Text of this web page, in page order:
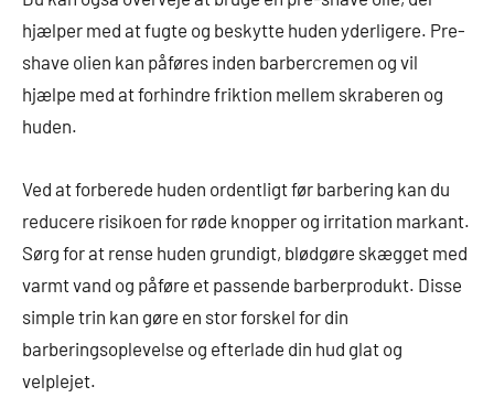
hjælper med at fugte og beskytte huden yderligere. Pre-
shave olien kan påføres inden barbercremen og vil
hjælpe med at forhindre friktion mellem skraberen og
huden.
Ved at forberede huden ordentligt før barbering kan du
reducere risikoen for røde knopper og irritation markant.
Sørg for at rense huden grundigt, blødgøre skægget med
varmt vand og påføre et passende barberprodukt. Disse
simple trin kan gøre en stor forskel for din
barberingsoplevelse og efterlade din hud glat og
velplejet.